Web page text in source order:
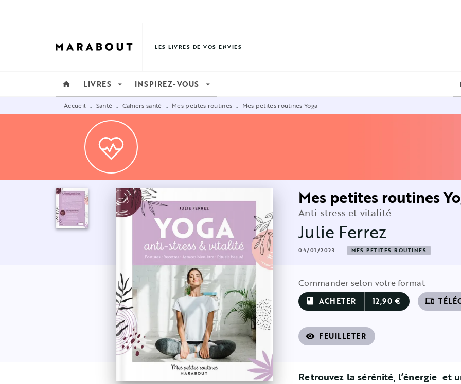
LES LIVRES DE VOS ENVIES
home LIVRES arrow_drop_down INSPIREZ-VOUS arrow_drop_down
Accueil • Santé • Cahiers santé • Mes petites routines • Mes petites routines Yoga
Mes petites routines
Anti-stress et vitalité
Julie Ferrez
04/01/2023 MES PETITES ROUTINES
Commander selon votre format
book ACHETER 12,90 € devices
visibility FEUILLETER
Retrouvez la sérénité, l’énergie et